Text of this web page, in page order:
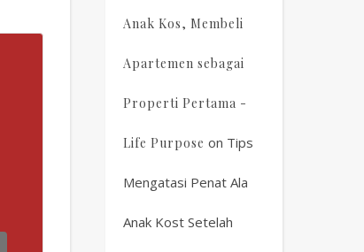
Anak Kos, Membeli
Apartemen sebagai
Properti Pertama -
Life Purpose on Tips
Mengatasi Penat Ala
Anak Kost Setelah